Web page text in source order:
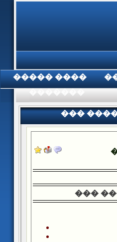
���� �����
��� ������
���